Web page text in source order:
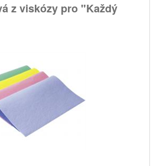
z viskózy pro "Každý